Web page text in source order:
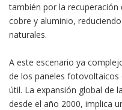
también por la
cobre y aluminio,
naturales.
A este escenario ya
de los paneles fotovoltaicos
útil. La expansión global de
desde el año 2000, implica